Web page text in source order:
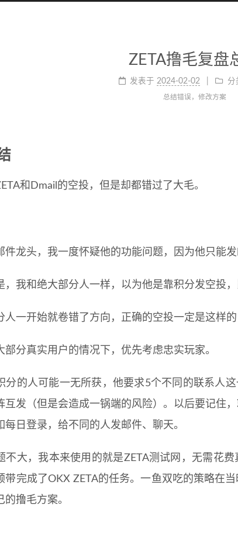
ZETA撸毛复盘
发表于 2024-02-02 分
总结错误，修改方案
和Dmail的空投，但是却都错过了大毛。
件龙头，我一度怀疑他的功能问题，因为他只能发
，我和绝大部分人一样，以为他是靠积分发空投，
人一开始就卷错了方向，正确的空投一定是这样的
部分真实用户的情况下，优先考虑忠实玩家。
分的人可能一无所获，他要求5个不同的联系人
互发（但是会造成一锅端的风险）。以后要记住，
每日登录，给不同的人发邮件、聊天。
不大，我本来使用的就是ZETA测试网，无需花
带完成了OKX ZETA的任务。一鱼双吃的策略在
的撸毛方案。